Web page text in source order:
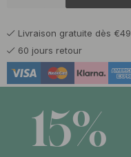
Livraison gratuite dès €49
60 jours retour
15%